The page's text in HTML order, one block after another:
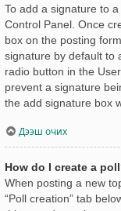
To add a signature to
Control Panel. Once
box on the posting
signature by default to
radio button in the
prevent a signature
the add signature box
Дээш очих
How do I create a
When posting a new
“Poll creation” tab